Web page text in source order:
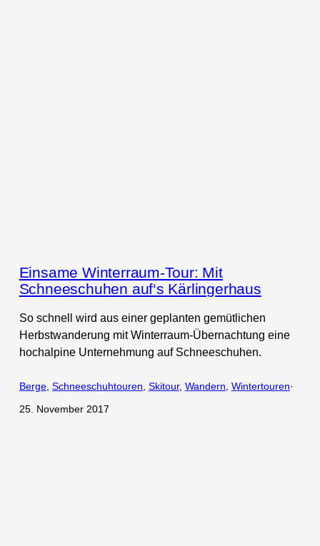
Einsame Winterraum-Tour: Mit
Schneeschuhen auf‘s Kärlingerhaus
So schnell wird aus einer geplanten gemütlichen
Herbstwanderung mit Winterraum-Übernachtung eine
hochalpine Unternehmung auf Schneeschuhen.
Berge, Schneeschuhtouren Skitour, Wandern Wintertouren·
25. November 2017